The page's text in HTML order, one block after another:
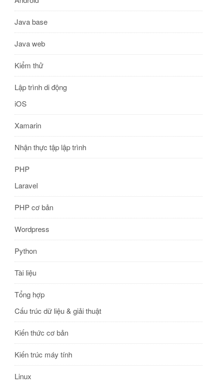
Java base
Java web
Kiểm thử
Lập trình di động
iOS
Xamarin
Nhận thực tập lập trình
PHP
Laravel
PHP cơ bản
Wordpress
Python
Tài liệu
Tổng hợp
Cấu trúc dữ liệu & giải thuật
Kiến thức cơ bản
Kiến trúc máy tính
Linux